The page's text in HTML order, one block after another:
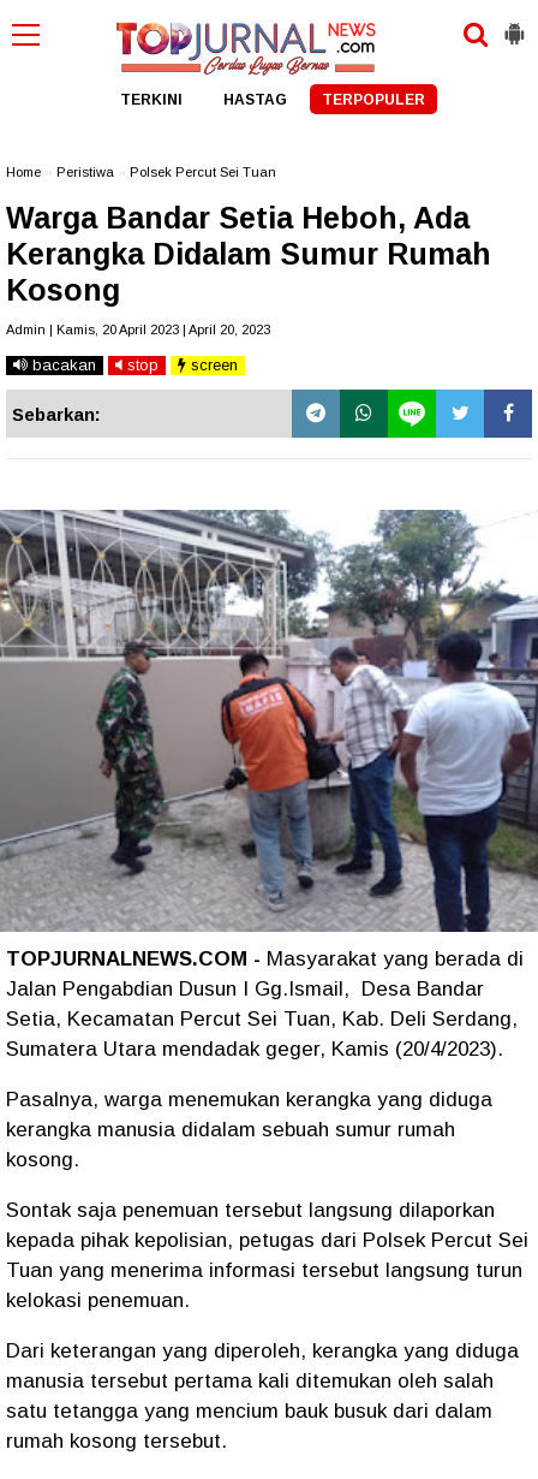
TERKINI HASTAG TERPOPULER
Home Peristiwa Polsek Percut Sei Tuan
Warga Bandar Setia Heboh, Ada
Kerangka Didalam Sumur Rumah
Kosong
Admin | Kamis, 20 April 2023 | April 20, 2023
bacakan stop screen
Sebarkan:
TOPJURNALNEWS.COM - Masyarakat yang berada di
Jalan Pengabdian Dusun I Gg.Ismail, Desa Bandar
Setia, Kecamatan Percut Sei Tuan, Kab. Deli Serdang,
Sumatera Utara mendadak geger, Kamis (20/4/2023).
Pasalnya, warga menemukan kerangka yang diduga
kerangka manusia didalam sebuah sumur rumah
kosong.
Sontak saja penemuan tersebut langsung dilaporkan
kepada pihak kepolisian, petugas dari Polsek Percut Sei
Tuan yang menerima informasi tersebut langsung turun
kelokasi penemuan.
Dari keterangan yang diperoleh, kerangka yang diduga
manusia tersebut pertama kali ditemukan oleh salah
satu tetangga yang mencium bauk busuk dari dalam
rumah kosong tersebut.